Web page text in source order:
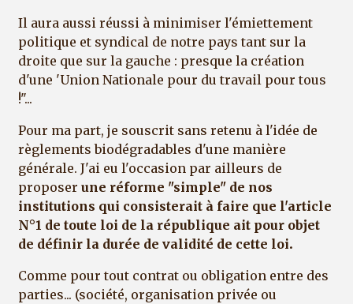
Il aura aussi réussi à minimiser l'émiettement
politique et syndical de notre pays tant sur la
droite que sur la gauche : presque la création
d'une 'Union Nationale pour du travail pour tous
!"...
Pour ma part, je souscrit sans retenu à l'idée de
règlements biodégradables d'une manière
générale. J'ai eu l'occasion par ailleurs de
proposer une réforme "simple" de nos
institutions qui consisterait à faire que l'article
N°1 de toute loi de la république ait pour objet
de définir la durée de validité de cette loi.
Comme pour tout contrat ou obligation entre des
parties... (société, organisation privée ou